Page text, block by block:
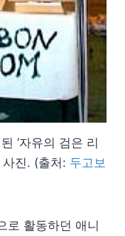
‘자유의 검은 리
진. (출처: 두고보
로 활동하던 애니